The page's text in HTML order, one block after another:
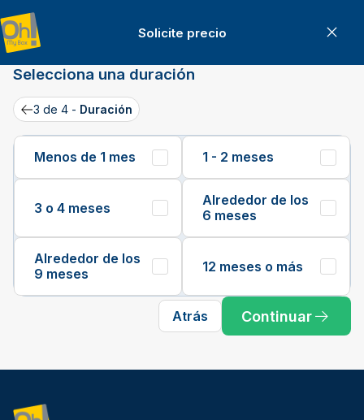
Solicite precio
Solicite precio
Selecciona una duración
Back
3 de 4 - Duración
Menos de 1 mes 1 - 2 meses
3 o 4 meses
Alrededor de los
6 meses
Alrededor de los
9 meses
12 meses o más
Atrás Continuar